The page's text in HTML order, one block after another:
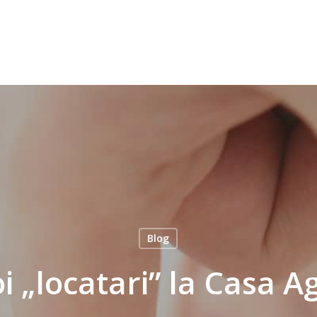
Blog
„locatari” la Casa